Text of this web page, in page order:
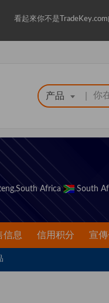
看起來你不是
产品
Africa South
信息 信用积分 宣